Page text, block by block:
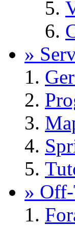
»
»